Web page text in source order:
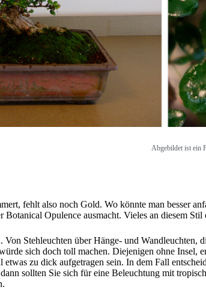
Abgebildet ist ein
fehlt also noch Gold. Wo könnte man besser
Botanical Opulence ausmacht. Vieles an diesem Stil
Stehleuchten über Hänge- und Wandleuchten,
sich doch toll machen. Diejenigen ohne Insel,
zu dick aufgetragen sein. In dem Fall
sollten Sie sich für eine Beleuchtung mit